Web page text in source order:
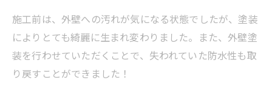
施工前は、外壁への汚れが気になる状態でしたが、塗装
によりとても綺麗に生まれ変わりました。また、外壁塗
装を行わせていただくことで、失われていた防水性も取
り戻すことができました！